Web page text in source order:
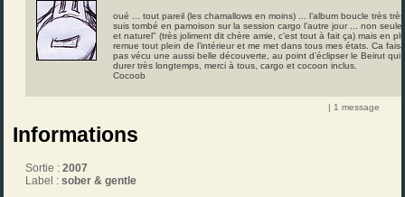
oué ... tout pareil (les chamallows en moins) ... l’album boucle très
suis tombé en pamoison sur la session cargo l’autre jour ... non
et naturel" (très joliment dit chère amie, c’est tout à fait ça) mais en
remue tout plein de l’intérieur et me met dans tous mes états. Ca
pas vécu une aussi belle découverte, au point d’éclipser le Beirut
durer très longtemps, merci à tous, cargo et cocoon inclus.
Cocoob
| 1 message
Informations
Sortie :2007
Label :sober & gentle